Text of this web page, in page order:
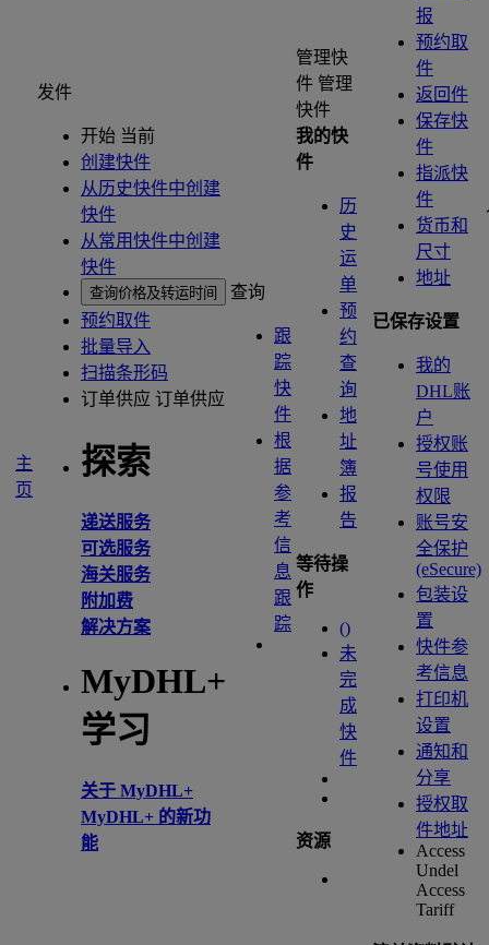
主
页
发件
开始 当前
创建快件
从历史快件中创建
快件
从常用快件中创建
快件
查询价格及转运时间
预约取件
批量导入
扫描条形码
订单供应 订单供应
探索
递送服务
可选服务
海关服务
附加费
解决方案
MyDHL+
学习
关于 MyDHL+
MyDHL+ 的新功
能
查询
跟
踪
快
件
根
据
参
考
信
息
跟
踪
管理快
件 管理
快件
我的快
件
历
史
运
单
预
约
查
询
地
址
簿
报
告
等待操
作
()
未
完
成
快
件
资源
报
预约取
件
返回件
保存快
件
指派快
件
货币和
尺寸
地址
已保存设置
我的
DHL账
户
授权账
号使用
权限
账号安
全保护
(eSecure)
包装设
置
快件参
考信息
打印机
设置
通知和
分享
授权取
件地址
Access
Undel
Access
Tariff